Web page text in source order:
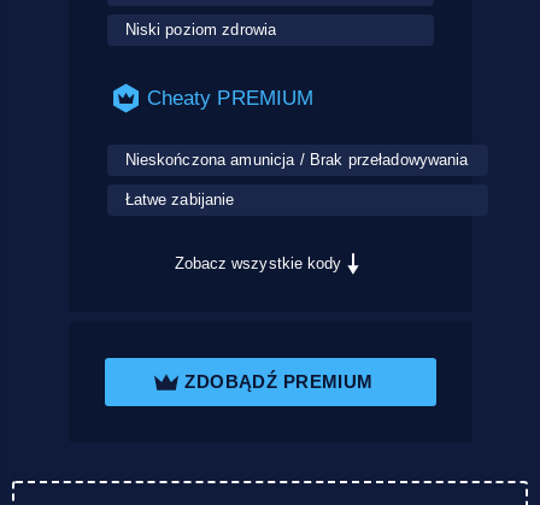
Niski poziom zdrowia
Cheaty PREMIUM
Nieskończona amunicja / Brak przeładowywania
Łatwe zabijanie
Zobacz wszystkie kody
ZDOBĄDŹ PREMIUM